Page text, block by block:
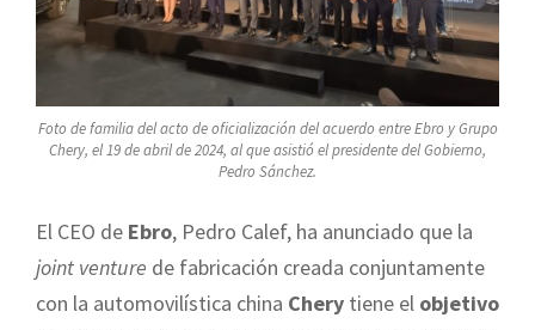
Foto de familia del acto de oficialización del acuerdo entre Ebro y Grupo
Chery, el 19 de abril de 2024, al que asistió el presidente del Gobierno,
Pedro Sánchez.
El CEO de Ebro, Pedro Calef, ha anunciado que la
joint venture de fabricación creada conjuntamente
con la automovilística china Chery tiene el objetivo